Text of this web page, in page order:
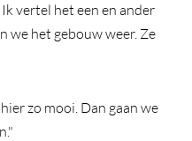
vertel het een en ander
we het gebouw weer. Ze
zo mooi. Dan gaan we